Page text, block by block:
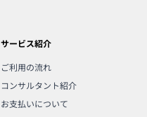
サービス紹介
ご利用の流れ
コンサルタント紹介
お支払いについて